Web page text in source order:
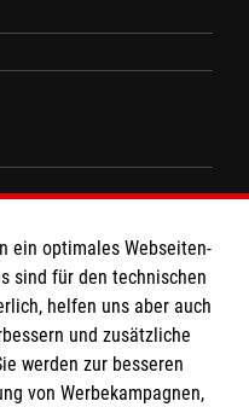
e.V.
eingetragene
der Körperschaft- und
ein optimales Webseiten-
sind für den technischen
helfen uns aber auch
und zusätzliche
werden zur besseren
von Werbekampagnen,